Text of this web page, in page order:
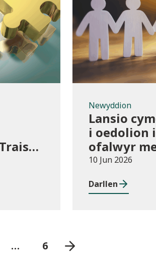
uwch
Newyddion
Lansio
i oedolion
ofalwyr
bellach
10 Jun 2026
Darllen
… 6